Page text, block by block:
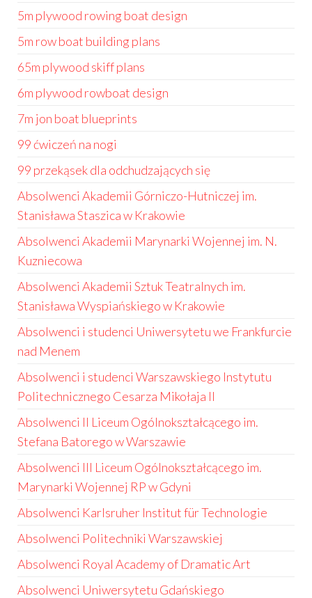
5m plywood rowing boat design
5m row boat building plans
65m plywood skiff plans
6m plywood rowboat design
7m jon boat blueprints
99 ćwiczeń na nogi
99 przekąsek dla odchudzających się
Absolwenci Akademii Górniczo-Hutniczej im.
Stanisława Staszica w Krakowie
Absolwenci Akademii Marynarki Wojennej im. N.
Kuzniecowa
Absolwenci Akademii Sztuk Teatralnych im.
Stanisława Wyspiańskiego w Krakowie
Absolwenci i studenci Uniwersytetu we Frankfurcie
nad Menem
Absolwenci i studenci Warszawskiego Instytutu
Politechnicznego Cesarza Mikołaja II
Absolwenci II Liceum Ogólnokształcącego im.
Stefana Batorego w Warszawie
Absolwenci III Liceum Ogólnokształcącego im.
Marynarki Wojennej RP w Gdyni
Absolwenci Karlsruher Institut für Technologie
Absolwenci Politechniki Warszawskiej
Absolwenci Royal Academy of Dramatic Art
Absolwenci Uniwersytetu Gdańskiego